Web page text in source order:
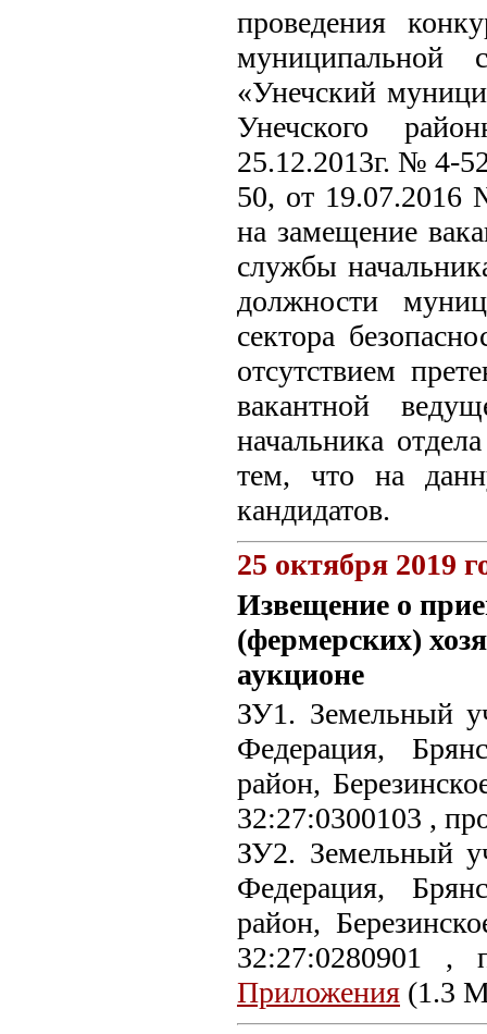
проведения
муниципальной
«Унечский
Унечского
25.12.2013г. № 4-
50, от 19.07.2016
на замещение
службы
должности
сектора
отсутствием
вакантной
начальника
тем, что на
кандидатов.
25 октября 2019
Извещение о
(фермерских)
аукционе
ЗУ1. Земельный
Федерация,
район,
32:27:0300103 ,
ЗУ2. Земельный
Федерация,
район,
32:27:0280901 ,
Приложения (1.3